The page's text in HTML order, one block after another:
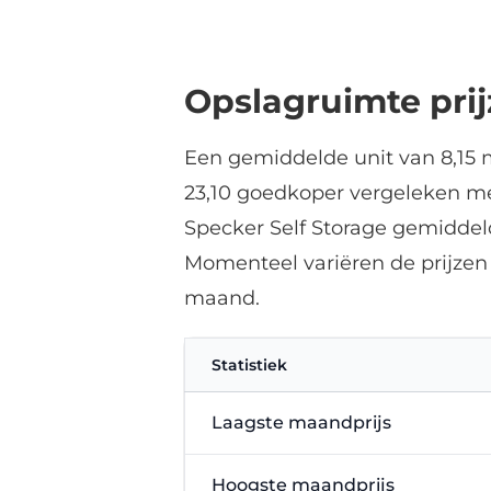
Opslagruimte
Een gemiddelde unit van 8,15
23,10 goedkoper vergeleken
Specker Self Storage
Momenteel variëren de
maand.
Statistiek
Laagste maandprijs
Hoogste maandprijs